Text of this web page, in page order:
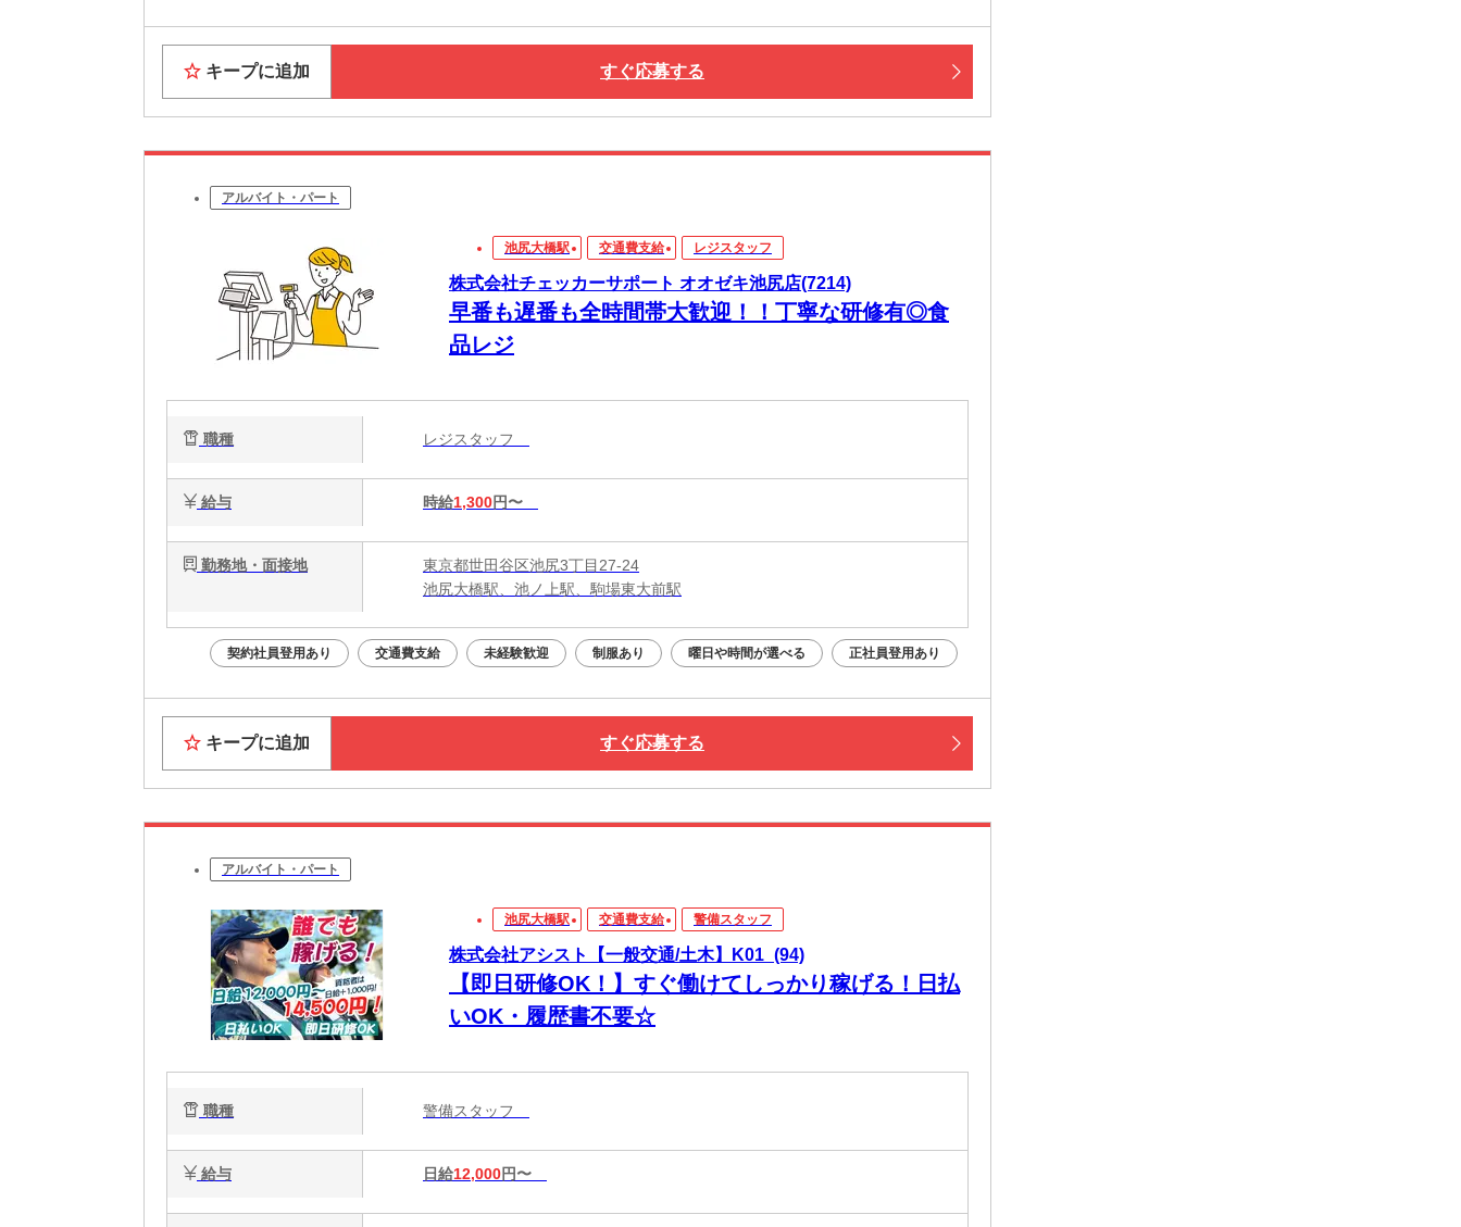
キープに追加 すぐ応募する
アルバイト・パート
池尻大橋駅 交通費支給 レジスタッフ
株式会社チェッカーサポート オオゼキ池尻店(7214)
早番も遅番も全時間帯大歓迎！！丁寧な研修有◎食
品レジ
職種 レジスタッフ
給与 時給1,300円〜
勤務地・面接地
東京都世田谷区池尻3丁目27-24
池尻大橋駅、池ノ上駅、駒場東大前駅
契約社員登用あり 交通費支給 未経験歓迎 制服あり 曜日や時間が選べる 正社員登用あり
キープに追加 すぐ応募する
アルバイト・パート
池尻大橋駅 交通費支給 警備スタッフ
株式会社アシスト【一般交通/土木】K01_(94)
【即日研修OK！】すぐ働けてしっかり稼げる！日払
いOK・履歴書不要☆
職種 警備スタッフ
給与 日給12,000円〜